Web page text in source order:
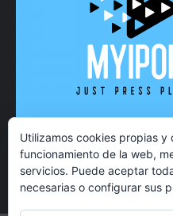
Utilizamos cookies propias
funcionamiento de la web,
servicios. Puede aceptar
necesarias o configurar sus